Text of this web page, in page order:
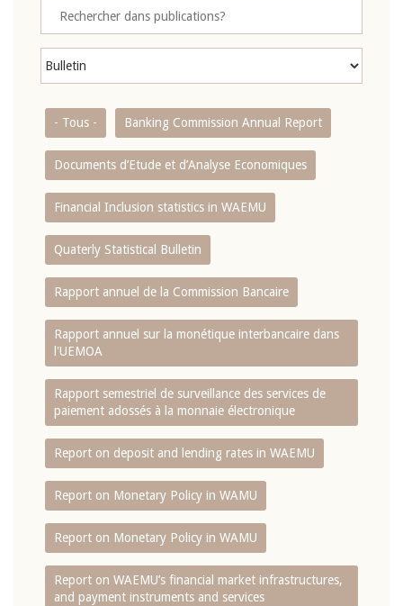
- Tous - Banking Commission Annual Report
Documents d’Etude et d’Analyse Economiques
Financial Inclusion statistics in WAEMU
Quaterly Statistical Bulletin
Rapport annuel de la Commission Bancaire
Rapport annuel sur la monétique interbancaire dans
l'UEMOA
Rapport semestriel de surveillance des services de
paiement adossés à la monnaie électronique
Report on deposit and lending rates in WAEMU
Report on Monetary Policy in WAMU
Report on Monetary Policy in WAMU
Report on WAEMU’s financial market infrastructures,
and payment instruments and services